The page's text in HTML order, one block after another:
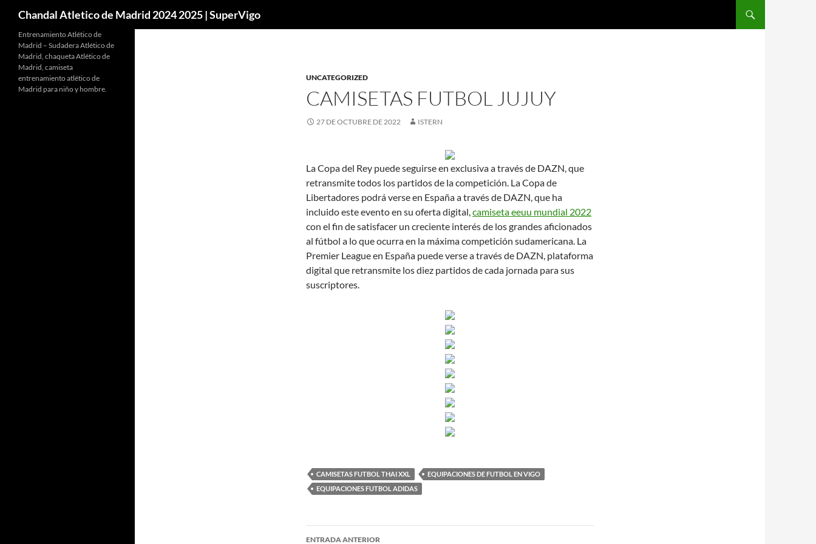
Chandal Atletico de Madrid 2024 2025 | SuperVigo
UNCATEGORIZED
CAMISETAS FUTBOL JUJUY
27 DE OCTUBRE DE 2022 ISTERN
La Copa del Rey puede seguirse en exclusiva a través de DAZN, que
retransmite todos los partidos de la competición. La Copa de
Libertadores podrá verse en España a través de DAZN, que ha
incluido este evento en su oferta digital,camiseta eeuu mundial 2022
con el fin de satisfacer un creciente interés de los grandes aficionados
al fútbol a lo que ocurra en la máxima competición sudamericana. La
Premier League en España puede verse a través de DAZN, plataforma
digital que retransmite los diez partidos de cada jornada para sus
suscriptores.
CAMISETAS FUTBOL THAI XXL
EQUIPACIONES DE FUTBOL EN VIGO
EQUIPACIONES FUTBOL ADIDAS
Navegación
ENTRADA ANTERIOR
Entrenamiento Atlético de
Madrid – Sudadera Atlético de
Madrid, chaqueta Atlético de
Madrid, camiseta
entrenamiento atlético de
Madrid para niño y hombre.